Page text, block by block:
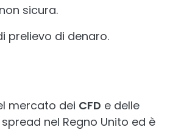
sicura.
prelievo di denaro.
mercato dei CFD e delle
nel Regno Unito ed è